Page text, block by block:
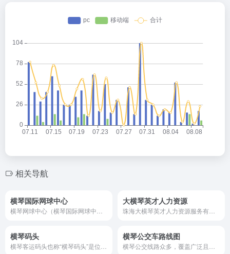
相关导航
横琴国际网球中心
横琴网球中心（横琴国际网球中心）位于珠海横琴粤澳深度合作区，是粤港澳大湾区的体育地标。
大横琴英才人力资源
珠海大横琴英才人力资源服务有限公司（简称“英才公司”）成立于2010年7月，是珠海大横琴发展有限公司全资子公司，是横琴首家专业从事高端人才服务的国有人力资源服务公司。
横琴码头
横琴客运码头也称“横琴码头”是位于横琴新区红旗村环岛东路的码...
横琴公交车路线图
横琴公交线路众多，覆盖广泛且连接紧密，包括干线公交、区内微循环线和特色线路，运营时间灵活，服务优质，为市民和游客提供了便捷、高效的多样化出行选择。